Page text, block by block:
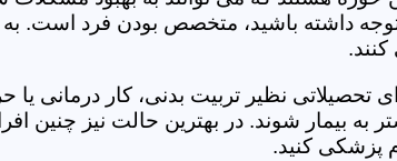
توجه داشته باشید، متخصص بودن فرد است.
تحصیلاتی نظیر تربیت بدنی، کار درمانی
به بیمار شوند. در بهترین حالت نیز چنین
پزشکی کنید.